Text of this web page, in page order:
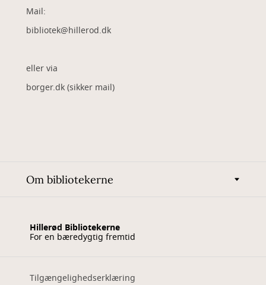
Mail:
bibliotek@hillerod.dk
eller via
borger.dk (sikker mail)
Om bibliotekerne
Hillerød Bibliotekerne
For en bæredygtig fremtid
Tilgængelighedserklæring